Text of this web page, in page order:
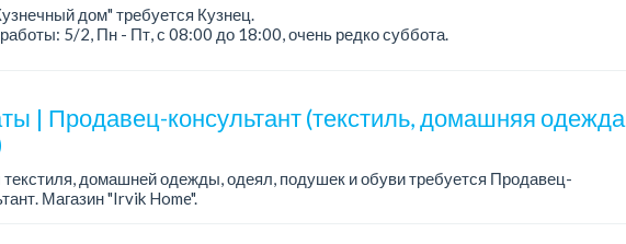
дом" требуется Кузнец.
5/2, Пн - Пт, с 08:00 до 18:00, очень редко суббота.
| Продавец-консультант (текстиль, домашняя одежда
текстиля, домашней одежды, одеял, подушек и обуви требуется Продавец-
Магазин "Irvik Home".